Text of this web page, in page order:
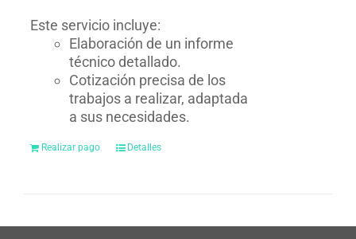
Este servicio incluye:
Elaboración de un informe
técnico detallado.
Cotización precisa de los
trabajos a realizar, adaptada
a sus necesidades.
Realizar pago Detalles